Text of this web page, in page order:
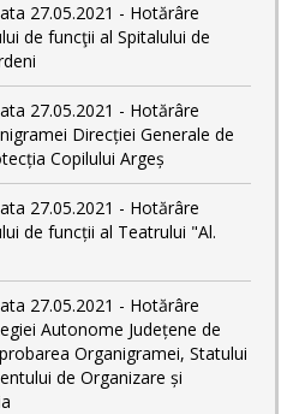
27.05.2021 - Hotărâre
de funcţii al Spitalului de
27.05.2021 - Hotărâre
Direcției Generale de
Copilului Argeș
27.05.2021 - Hotărâre
de funcții al Teatrului "Al.
27.05.2021 - Hotărâre
Autonome Județene de
Organigramei, Statului
de Organizare și